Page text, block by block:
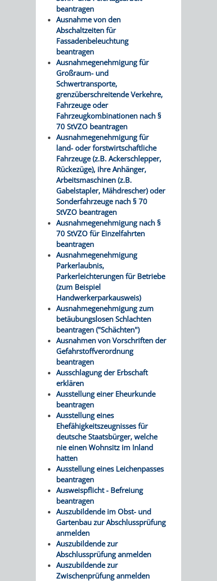
beantragen
Ausnahme von den
Abschaltzeiten für
Fassadenbeleuchtung
beantragen
Ausnahmegenehmigung für
Großraum- und
Schwertransporte,
grenzüberschreitende Verkehre,
Fahrzeuge oder
Fahrzeugkombinationen nach §
70 StVZO beantragen
Ausnahmegenehmigung für
land- oder forstwirtschaftliche
Fahrzeuge (z.B. Ackerschlepper,
Rückezüge), ihre Anhänger,
Arbeitsmaschinen (z.B.
Gabelstapler, Mähdrescher) oder
Sonderfahrzeuge nach § 70
StVZO beantragen
Ausnahmegenehmigung nach §
70 StVZO für Einzelfahrten
beantragen
Ausnahmegenehmigung
Parkerlaubnis,
Parkerleichterungen für Betriebe
(zum Beispiel
Handwerkerparkausweis)
Ausnahmegenehmigung zum
betäubungslosen Schlachten
beantragen ("Schächten")
Ausnahmen von Vorschriften der
Gefahrstoffverordnung
beantragen
Ausschlagung der Erbschaft
erklären
Ausstellung einer Eheurkunde
beantragen
Ausstellung eines
Ehefähigkeitszeugnisses für
deutsche Staatsbürger, welche
nie einen Wohnsitz im Inland
hatten
Ausstellung eines Leichenpasses
beantragen
Ausweispflicht - Befreiung
beantragen
Auszubildende im Obst- und
Gartenbau zur Abschlussprüfung
anmelden
Auszubildende zur
Abschlussprüfung anmelden
Auszubildende zur
Zwischenprüfung anmelden